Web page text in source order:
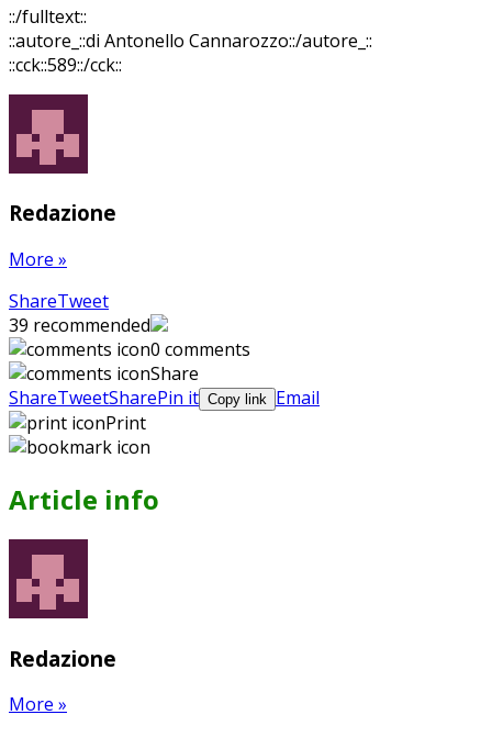
::/fulltext::
::autore_::di Antonello Cannarozzo::/autore_::
::cck::589::/cck::
Redazione
More »
ShareTweetShare
on
Google+
Pin
on
Pinterest
Send
with
WhatsApp
39 recommended
0 comments
Share
ShareTweetSharePin it Copy link Email
Print
Article info
Redazione
More »